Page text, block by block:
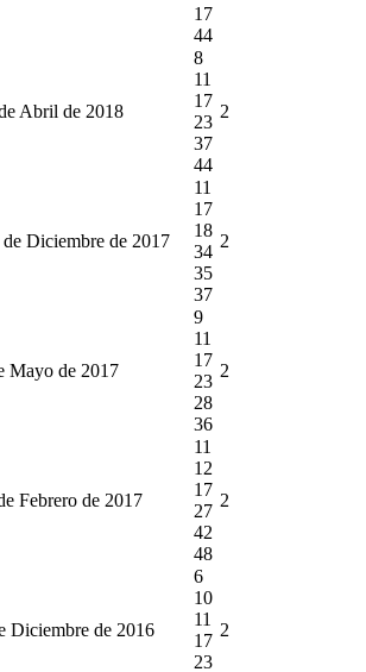
17
44
Abril de 2018
8
11
17
23
37
44
2
Diciembre de 2017
11
17
18
34
35
37
2
Mayo de 2017
9
11
17
23
28
36
2
Febrero de 2017
11
12
17
27
42
48
2
Diciembre de 2016
6
10
11
17
23
2